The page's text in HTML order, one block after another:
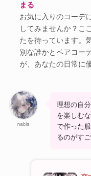
まる
お気に入りのコーデ
してみませんか？こ
たを待っています。
別な誰かとペアコー
が、あなたの日常に
nabis
理想の自
を楽しむ
で作った
るのがす